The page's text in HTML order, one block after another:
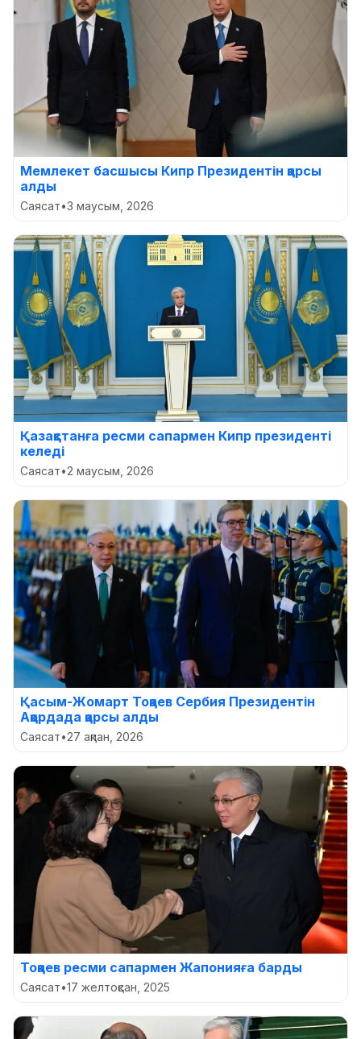
Мемлекет басшысы Кипр Президентін қарсы
алды
Саясат•3 маусым, 2026
Қазақстанға ресми сапармен Кипр президенті
келеді
Саясат•2 маусым, 2026
Қасым-Жомарт Тоқаев Сербия Президентін
Ақордада қарсы алды
Саясат•27 ақпан, 2026
Тоқаев ресми сапармен Жапонияға барды
Саясат•17 желтоқсан, 2025